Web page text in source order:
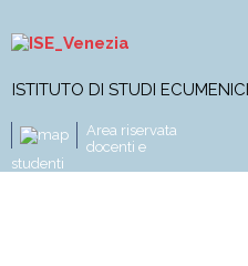
ISTITUTO DI STUDI
Area riservata
docenti e
studenti